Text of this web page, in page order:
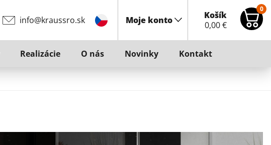
info@kraussro.sk Moje konto
Košík
0,00€
0
Realizácie O nás Novinky Kontakt